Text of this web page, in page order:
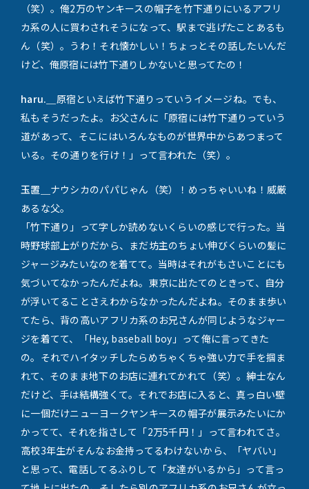
（笑）。俺2万のヤンキースの帽子を竹下通りにいるアフリ
カ系の人に買わされそうになって、駅まで逃げたことあるも
ん（笑）。うわ！それ懐かしい！ちょっとその話したいんだ
けど、俺原宿には竹下通りしかないと思ってたの！
haru.＿ 原宿といえば竹下通りっていうイメージね。でも、
私もそうだったよ。お父さんに「原宿には竹下通りっていう
道があって、そこにはいろんなものが世界中からあつまって
いる。その通りを行け！」って言われた（笑）。
玉置＿ ナウシカのパパじゃん（笑）！めっちゃいいね！威厳
あるな父。
「竹下通り」って字しか読めないくらいの感じで行った。当
時野球部上がりだから、まだ坊主のちょい伸びくらいの髪に
ジャージみたいなのを着てて。当時はそれがもさいことにも
気づいてなかったんだよね。東京に出たてのときって、自分
が浮いてることさえわからなかったんだよね。そのまま歩い
てたら、背の高いアフリカ系のお兄さんが同じようなジャー
ジを着てて、「Hey, baseball boy」って俺に言ってきた
の。それでハイタッチしたらめちゃくちゃ強い力で手を掴ま
れて、そのまま地下のお店に連れてかれて（笑）。紳士なん
だけど、手は結構強くて。それでお店に入ると、真っ白い壁
に一個だけニューヨークヤンキースの帽子が展示みたいにか
かってて、それを指さして「2万5千円！」って言われてさ。
高校3年生がそんなお金持ってるわけないから、「ヤバい」
と思って、電話してるふりして「友達がいるから」って言っ